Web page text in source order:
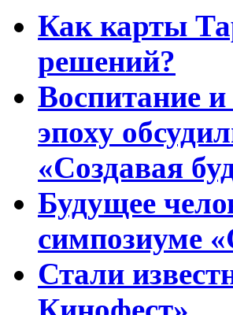
Как карты
решений?
Воспитание
эпоху
«Создавая
Будущее
симпозиуме
Стали